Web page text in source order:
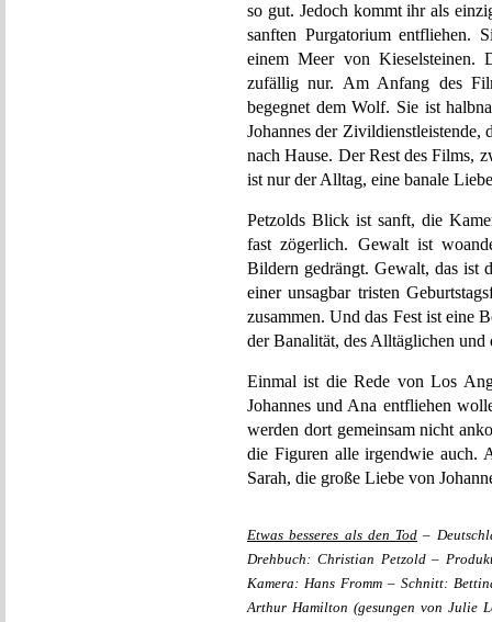
so gut. Jedoch kommt ihr als
sanften Purgatorium entfliehen.
einem Meer von
zufällig nur. Am Anfang des
begegnet dem Wolf. Sie ist
Johannes der Zivildienstleistende,
nach Hause. Der Rest des Films,
ist nur der Alltag, eine banale
Petzolds Blick ist sanft, die
fast zögerlich. Gewalt ist
Bildern gedrängt. Gewalt, das ist
einer unsagbar tristen
zusammen. Und das Fest ist eine
der Banalität, des Alltäglichen und
Einmal ist die Rede von Los
Johannes und Ana entfliehen
werden dort gemeinsam nicht
die Figuren alle irgendwie auch.
Sarah, die große Liebe von
Etwas besseres als den Tod –
Drehbuch: Christian Petzold –
Kamera: Hans Fromm – Schnitt:
Arthur Hamilton (gesungen von Julie